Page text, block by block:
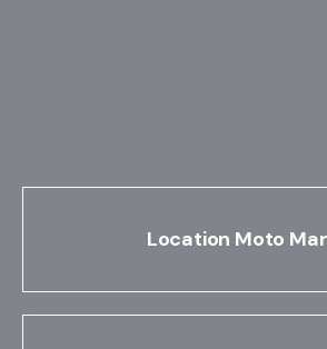
Location Moto